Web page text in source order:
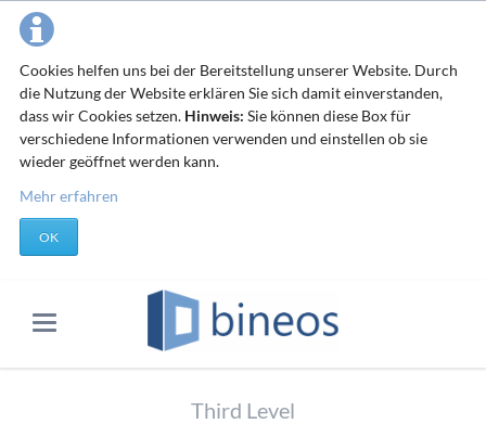
Cookies helfen uns bei der Bereitstellung unserer Website. Durch
die Nutzung der Website erklären Sie sich damit einverstanden,
dass wir Cookies setzen. Hinweis: Sie können diese Box für
verschiedene Informationen verwenden und einstellen ob sie
wieder geöffnet werden kann.
Mehr erfahren
OK
Third Level